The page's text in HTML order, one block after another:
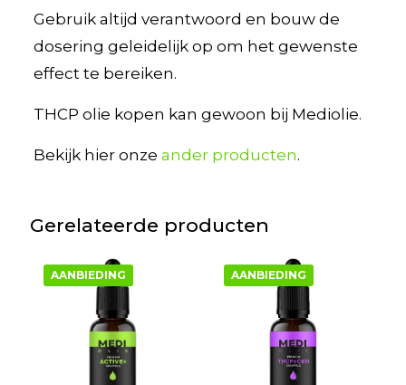
Gebruik altijd verantwoord en bouw de
dosering geleidelijk op om het gewenste
effect te bereiken.
THCP olie kopen kan gewoon bij Mediolie.
Bekijk hier onze ander producten.
Gerelateerde producten
AANBIEDING AANBIEDING